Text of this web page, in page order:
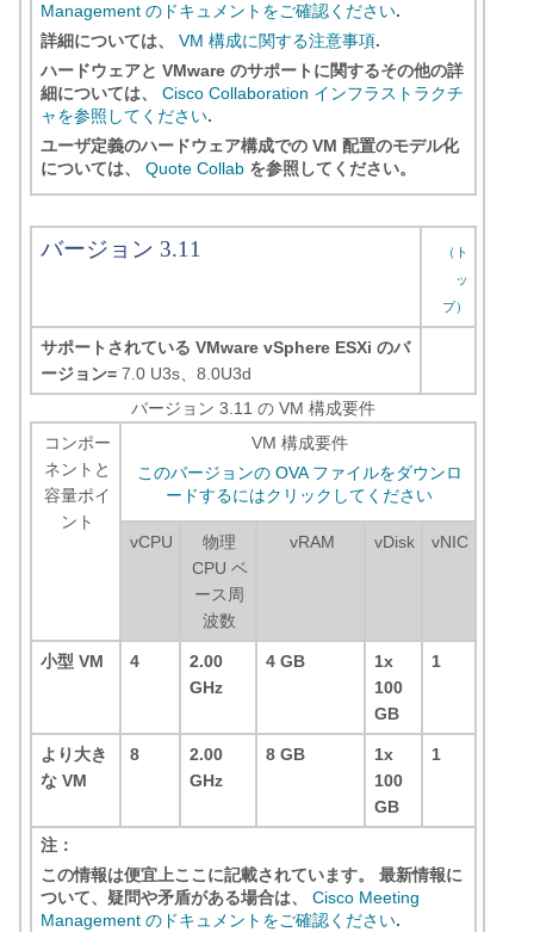
Management のドキュメントをご確認ください.
詳細については、 VM 構成に関する注意事項.
ハードウェアと VMware のサポートに関するその他の詳
細については、 Cisco Collaboration インフラストラクチ
ャを参照してください.
ユーザ定義のハードウェア構成での VM 配置のモデル化
については、 Quote Collab を参照してください。
バージョン 3.11
（ト
ッ
プ）
サポートされている VMware vSphere ESXi のバ
ージョン= 7.0 U3s、8.0U3d
バージョン 3.11 の VM 構成要件
コンポー
ネントと
容量ポイ
ント
VM 構成要件
このバージョンの OVA ファイルをダウンロ
ードするにはクリックしてください
vCPU
物理
CPU ベ
ース周
波数
vRAM vDisk vNIC
小型 VM 4
2.00
GHz
4 GB
1x
100
GB
1
より大き
な VM
8
2.00
GHz
8 GB
1x
100
GB
1
注：
この情報は便宜上ここに記載されています。 最新情報に
ついて、疑問や矛盾がある場合は、 Cisco Meeting
Management のドキュメントをご確認ください.